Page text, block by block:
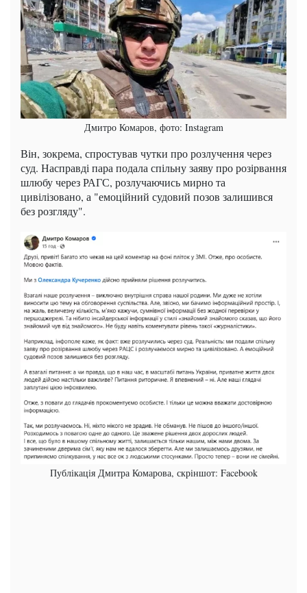
Дмитро Комаров, фото: Instagram
Він, зокрема, спростував чутки про розлучення через
суд. Насправді пара подала спільну заяву про розірвання
шлюбу через РАГС, розлучаючись мирно та
цивілізовано, а "емоційний судовий позов залишився
без розгляду".
Публікація Дмитра Комарова, скріншот: Facebook